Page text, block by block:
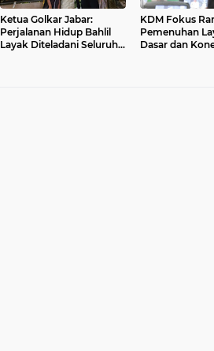
Ketua Golkar Jabar:
Perjalanan Hidup Bahlil
Layak Diteladani Seluruh
KDM Fokus
Pemenuhan
Dasar dan